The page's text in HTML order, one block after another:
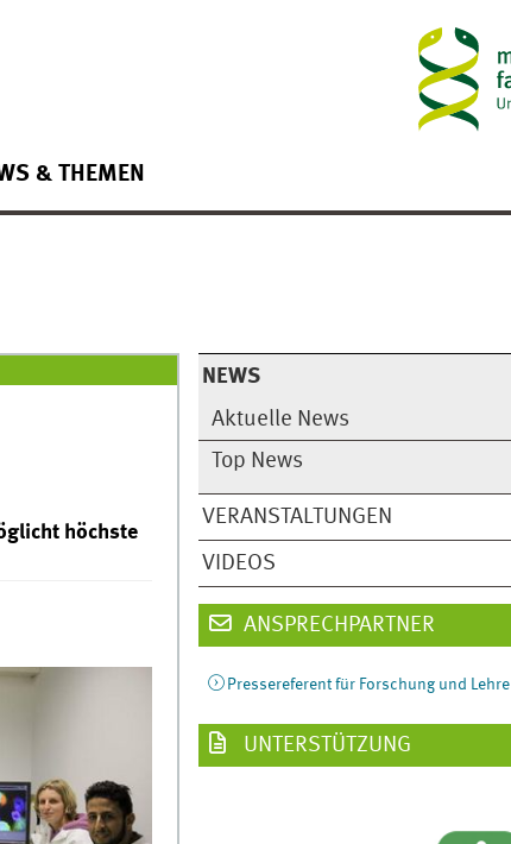
& THEMEN
NEWS
Aktuelle News
Top News
VERANSTALTUNGEN
VIDEOS
höchste
ANSPRECHPARTNER
Pressereferent für Forschung und Lehre
UNTERSTÜTZUNG